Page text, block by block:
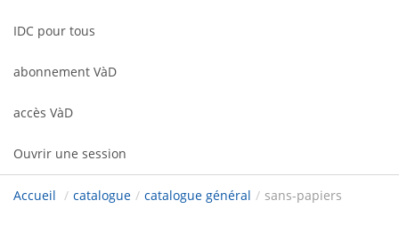
IDC pour tous
abonnement VàD
accès VàD
Ouvrir une session
Accueil / catalogue / catalogue général / sans-papiers